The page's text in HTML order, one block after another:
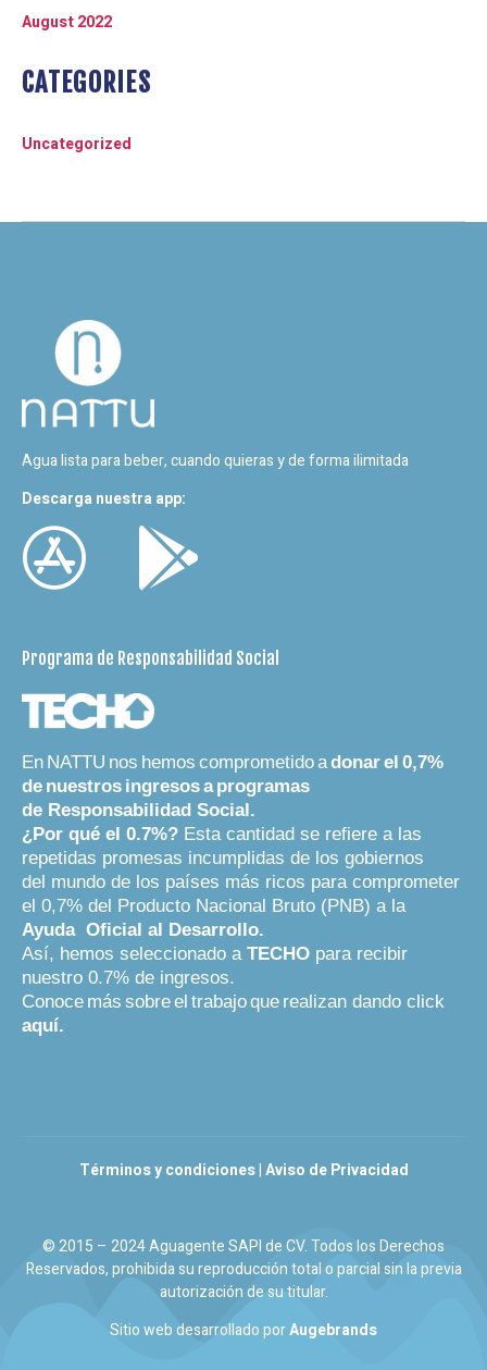
August 2022
CATEGORIES
Uncategorized
Agua lista para beber, cuando quieras y de forma ilimitada
Descarga nuestra app:
Programa de Responsabilidad Social
En NATTU nos hemos comprometidoadonarel 0,7%
de nuestros ingresosa programas
de Responsabilidad Social.
¿Por qué el 0.7%? Esta cantidad se refiere a las
repetidas promesas incumplidas de los gobiernos
del mundo de los países más ricos para comprometer
el 0,7% del Producto Nacional Bruto (PNB) a la
AyudaOficial al Desarrollo.
Así, hemos seleccionado a TECHO para recibir
nuestro 0.7% de ingresos.
Conoce más sobreel trabajoque realizan dando click
aquí.
Términos y condiciones|Aviso de Privacidad
© 2015 – 2024 Aguagente SAPI de CV. Todos los Derechos
Reservados, prohibida su reproducción total o parcial sin la previa
autorización de su titular.
Sitio web desarrollado porAugebrands